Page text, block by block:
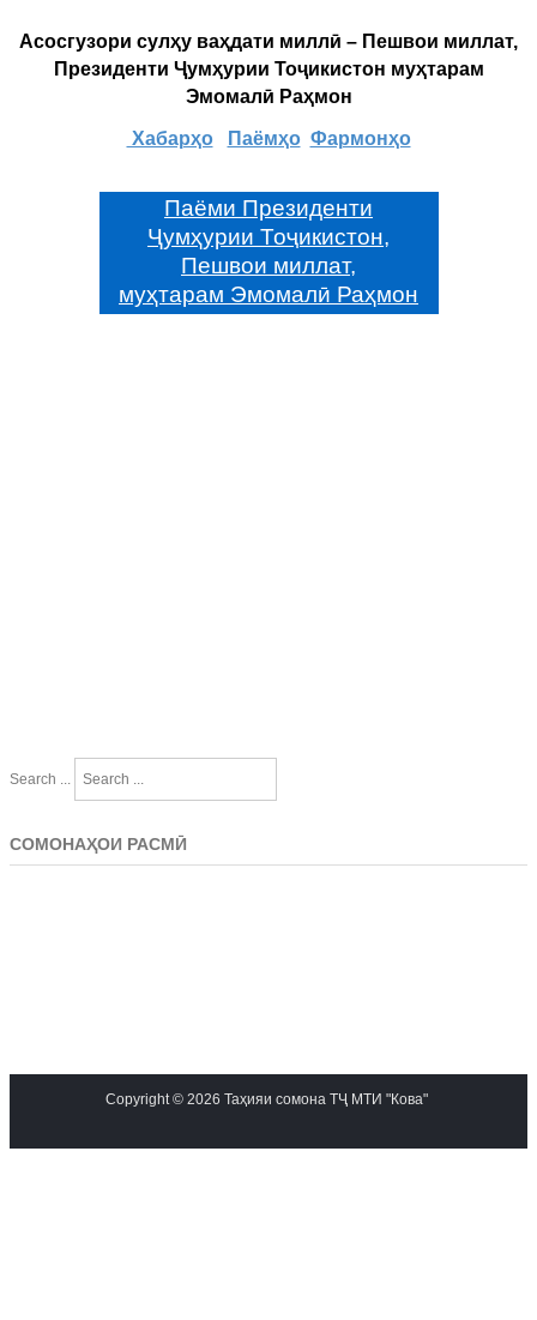
Асосгузори сулҳу ваҳдати миллӣ – Пешвои миллат,
Президенти Ҷумҳурии Тоҷикистон муҳтарам
Эмомалӣ Раҳмон
Хабарҳо Паёмҳо Фармонҳо
Паёми Президенти
Ҷумҳурии Тоҷикистон,
Пешвои миллат,
муҳтарам Эмомалӣ Раҳмон
Search ...
СОМОНАҲОИ РАСМӢ
Copyright © 2026 Таҳияи сомона ТҶ МТИ "Кова"